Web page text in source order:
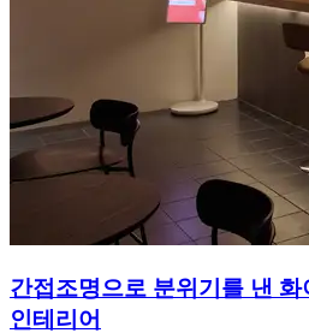
간접조명으로 분위기를 낸
인테리어